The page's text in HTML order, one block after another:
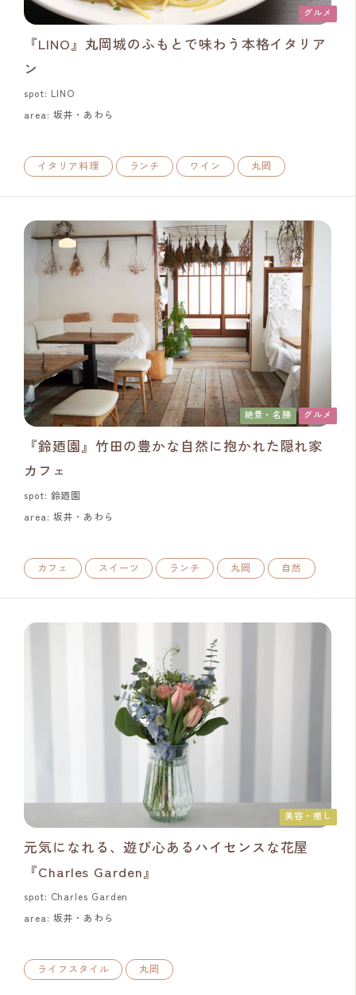
グルメ
『LINO』丸岡城のふもとで味わう本格イタリア
ン
spot: LINO
area: 坂井・あわら
イタリア料理 ランチ ワイン 丸岡
絶景・名勝 グルメ
『鈴廼園』竹田の豊かな自然に抱かれた隠れ家
カフェ
spot: 鈴廼園
area: 坂井・あわら
カフェ スイーツ ランチ 丸岡 自然
美容・癒し
元気になれる、遊び心あるハイセンスな花屋
『Charles Garden』
spot: Charles Garden
area: 坂井・あわら
ライフスタイル 丸岡